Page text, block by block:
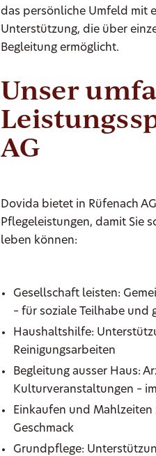
das persönliche Umfeld mit
Unterstützung, die über
Begleitung ermöglicht.
Unser
AG
Dovida bietet in Rüfenach
Pflegeleistungen, damit Sie
leben können:
Gesellschaft leisten:
– für soziale Teilhabe und
Haushaltshilfe:
Reinigungsarbeiten
Begleitung ausser Haus:
Kulturveranstaltungen –
Einkaufen und
Geschmack
Grundpflege: